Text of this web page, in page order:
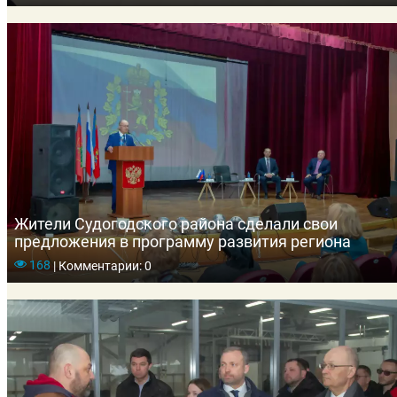
Жители Судогодского района сделали свои
предложения в программу развития региона
168 |Комментарии: 0